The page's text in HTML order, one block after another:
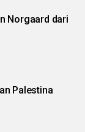
Norgaard dari
Palestina